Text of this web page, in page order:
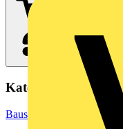
Kategorien
Baustoffe &